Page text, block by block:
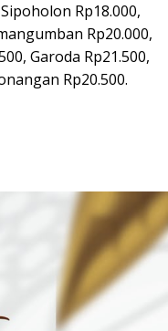
Rp18.000,
Rp20.000,
Garoda Rp21.500,
Rp20.500.